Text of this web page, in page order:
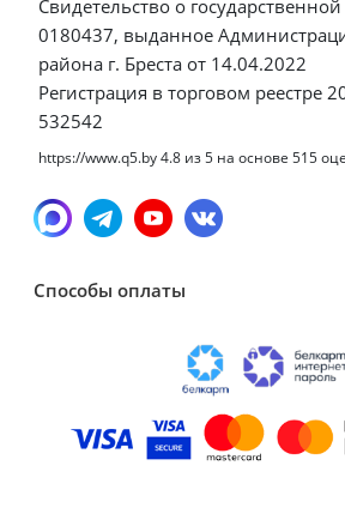
Свидетельство о
0180437, выданное
района г. Бреста от 14.04.2022
Регистрация в торговом реестре
532542
https://www.q5.by4.8 из5 на основе 515
Способы оплаты